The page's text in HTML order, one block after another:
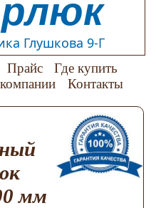
Глушкова 9-Г
Прайс
Где купить
Контакты
мм